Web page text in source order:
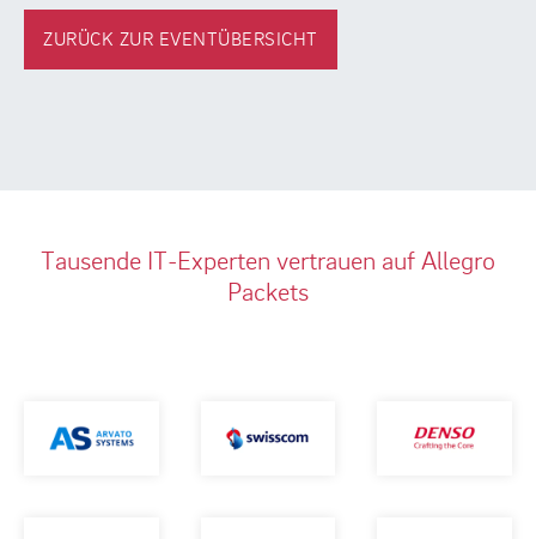
ZURÜCK ZUR EVENTÜBERSICHT
Tausende IT-Experten vertrauen auf Allegro
Packets